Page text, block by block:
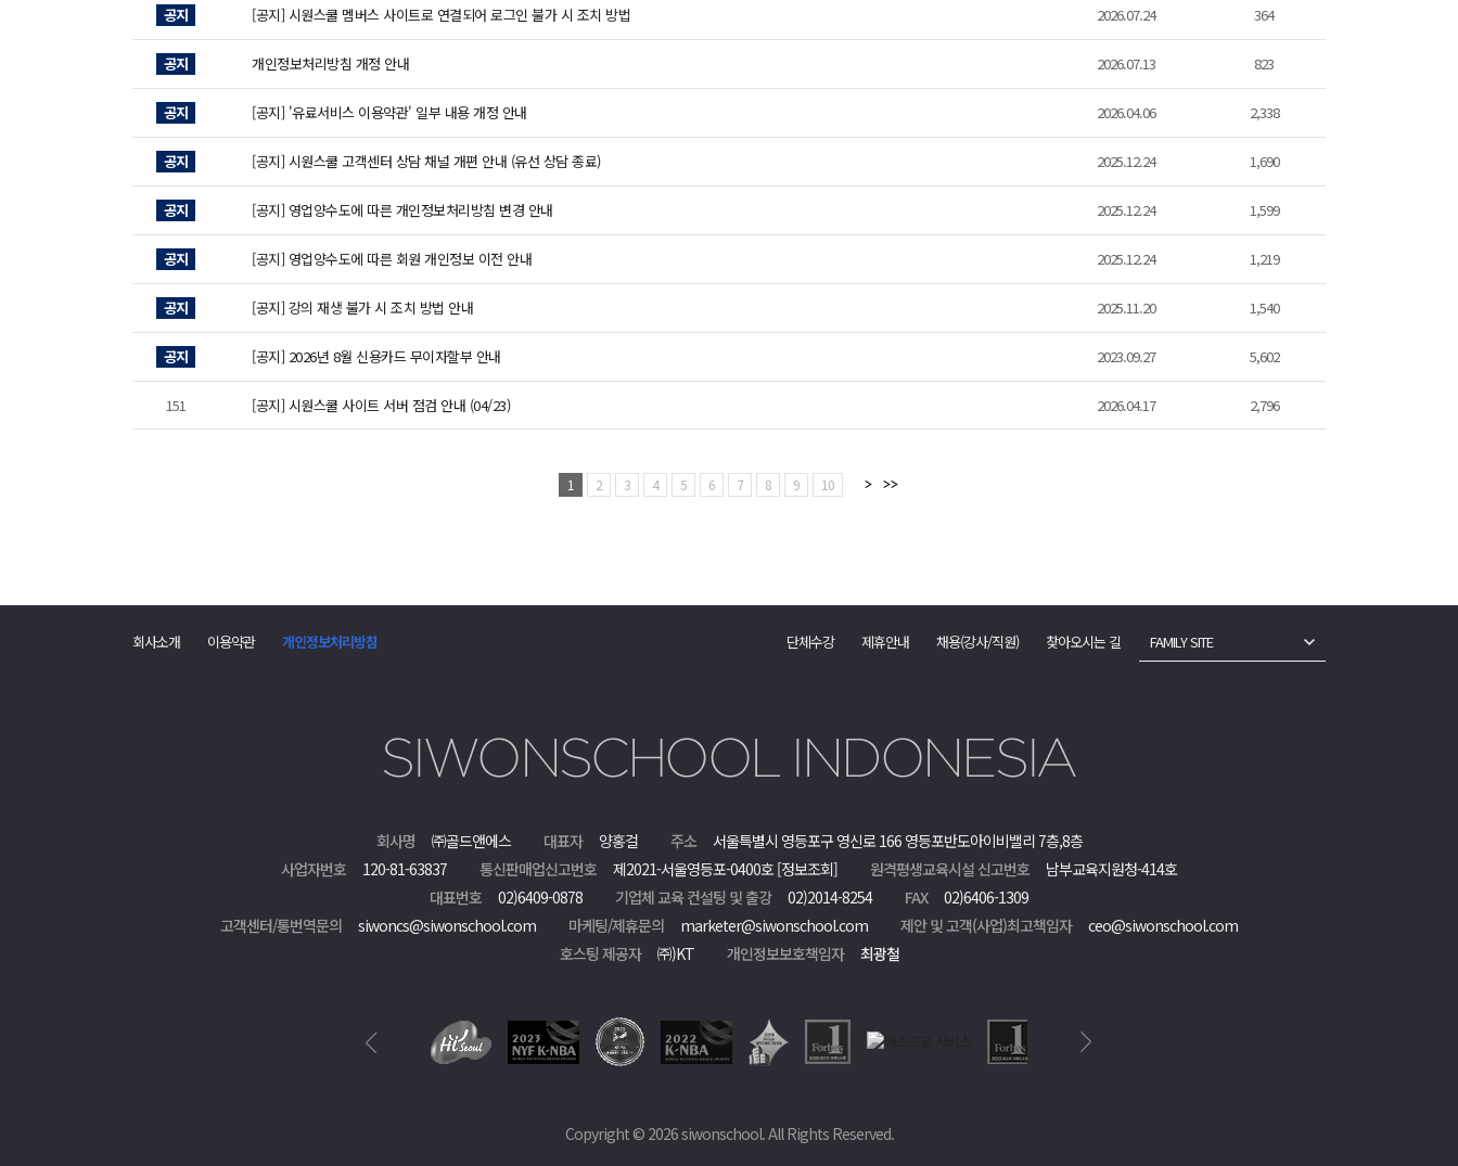
공지 [공지] 시원스쿨 멤버스 사이트로 연결되어 로그인 불가 시 조치 방법 2026.07.24 364
공지 개인정보처리방침 개정 안내 2026.07.13 823
공지 [공지] '유료서비스 이용약관' 일부 내용 개정 안내 2026.04.06 2,338
공지 [공지] 시원스쿨 고객센터 상담 채널 개편 안내 (유선 상담 종료) 2025.12.24 1,690
공지 [공지] 영업양수도에 따른 개인정보처리방침 변경 안내 2025.12.24 1,599
공지 [공지] 영업양수도에 따른 회원 개인정보 이전 안내 2025.12.24 1,219
공지 [공지] 강의 재생 불가 시 조치 방법 안내 2025.11.20 1,540
공지 [공지] 2026년 8월 신용카드 무이자할부 안내 2023.09.27 5,602
151 [공지] 시원스쿨 사이트 서버 점검 안내 (04/23) 2026.04.17 2,796
1 2 3 4 5 6 7 8 9 10
회사소개 이용약관 개인정보처리방침 단체수강 제휴안내 채용(강사/직원) 찾아오시는 길 FAMILY SITE
회사명 ㈜골드앤에스 대표자 양홍걸 주소
서울특별시 영등포구 영신로 166 영등포반도아이비밸리 7층,8층
사업자번호
120-81-63837 통신판매업신고번호 제2021-서울영등포-0400호 [정보조회] 원격평생교육시설 신고번호
남부교육지원청-414호
대표번호
02)6409-0878 기업체 교육 컨설팅 및 출강 02)2014-8254 FAX
02)6406-1309
고객센터/통번역문의
siwoncs@siwonschool.com 마케팅/제휴문의 marketer@siwonschool.com 제안 및 고객(사업)최고책임자
ceo@siwonschool.com
호스팅 제공자
㈜)KT 개인정보보호책임자 최광철
Copyright © 2026 siwonschool. All Rights Reserved.